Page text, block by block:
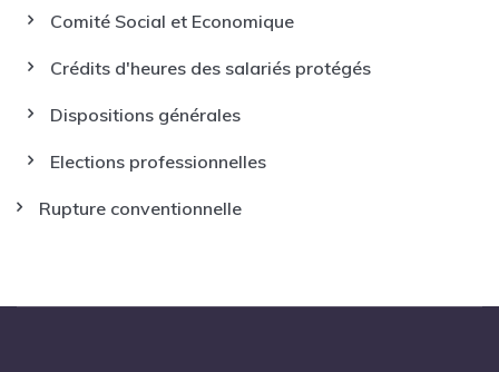
Comité Social et Economique
Crédits d'heures des salariés protégés
Dispositions générales
Elections professionnelles
Rupture conventionnelle